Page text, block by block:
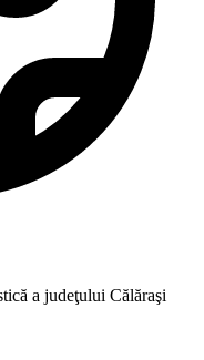
a judeţului Călăraşi